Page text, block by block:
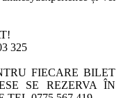
325
FIECARE BILET
SE REZERVA ÎN